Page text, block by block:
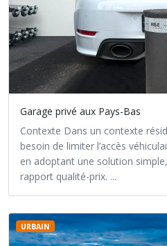
Garage privé aux Pays-Bas
Contexte Dans un contexte
besoin de limiter l’accès
en adoptant une solution
rapport qualité-prix. ...
URBAIN